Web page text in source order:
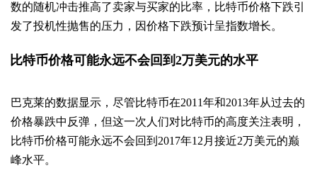
数的随机冲击推高了卖家与买家的比率，比特币价格下跌引
发了投机性抛售的压力，因价格下跌预计呈指数增长。
比特币价格可能永远不会回到2万美元的水平
巴克莱的数据显示，尽管比特币在2011年和2013年从过去的
价格暴跌中反弹，但这一次人们对比特币的高度关注表明，
比特币价格可能永远不会回到2017年12月接近2万美元的巅
峰水平。